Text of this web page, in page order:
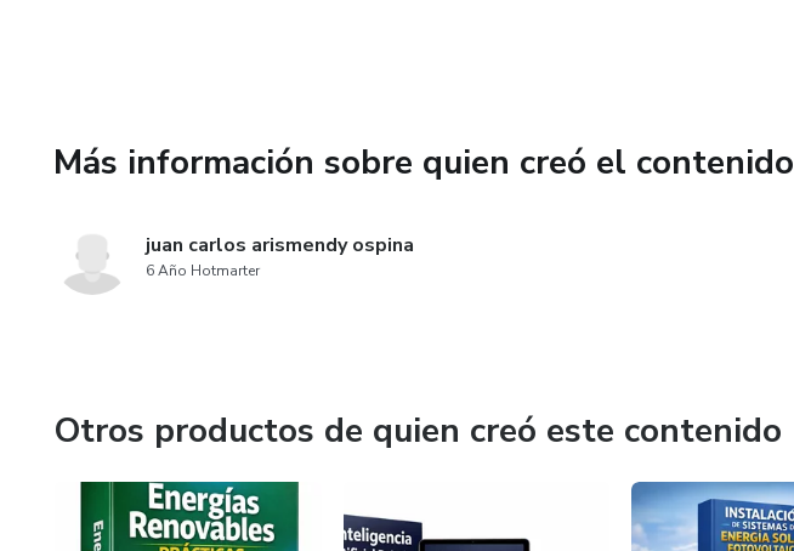
Más información sobre quien creó el contenido
juan carlos arismendy ospina
6 Año Hotmarter
Otros productos de quien creó este contenido